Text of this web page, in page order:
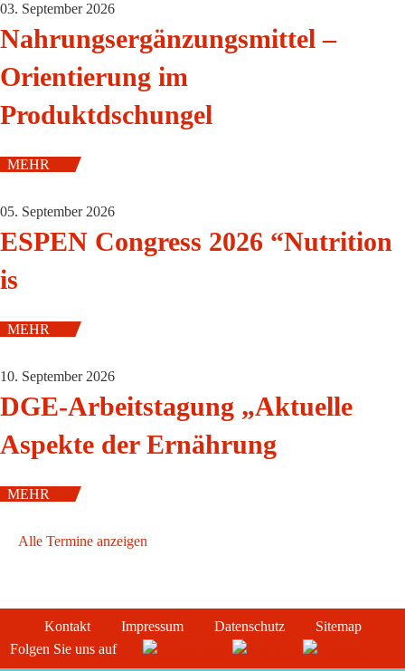
03. September 2026
Nahrungsergänzungsmittel –
Orientierung im
Produktdschungel
MEHR
05. September 2026
ESPEN Congress 2026 “Nutrition
is
MEHR
10. September 2026
DGE-Arbeitstagung „Aktuelle
Aspekte der Ernährung
MEHR
Alle Termine anzeigen
Kontakt Impressum Datenschutz
Sitemap
Folgen Sie uns auf